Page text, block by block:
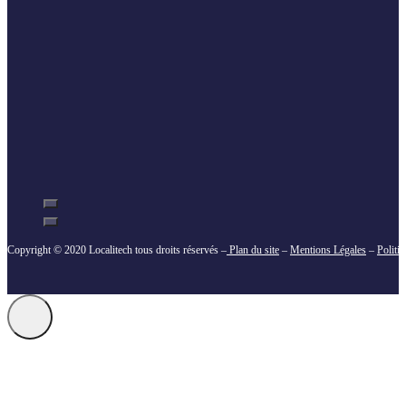
Copyright © 2020 Localitech tous droits réservés – Plan du site – Mentions Légales –